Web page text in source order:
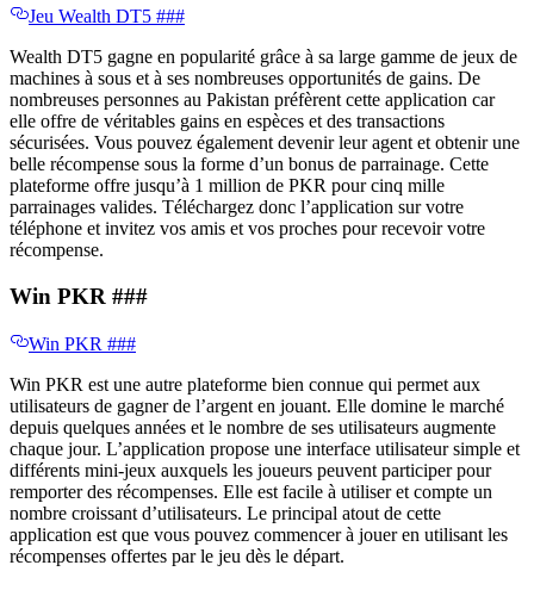
Jeu Wealth DT5 ​​###
Wealth DT5 gagne en popularité grâce à sa large gamme de jeux de
machines à sous et à ses nombreuses opportunités de gains. De
nombreuses personnes au Pakistan préfèrent cette application car
elle offre de véritables gains en espèces et des transactions
sécurisées. Vous pouvez également devenir leur agent et obtenir une
belle récompense sous la forme d’un bonus de parrainage. Cette
plateforme offre jusqu’à 1 million de PKR pour cinq mille
parrainages valides. Téléchargez donc l’application sur votre
téléphone et invitez vos amis et vos proches pour recevoir votre
récompense.
Win PKR ​​###
Win PKR ​​###
Win PKR est une autre plateforme bien connue qui permet aux
utilisateurs de gagner de l’argent en jouant. Elle domine le marché
depuis quelques années et le nombre de ses utilisateurs augmente
chaque jour. L’application propose une interface utilisateur simple et
différents mini-jeux auxquels les joueurs peuvent participer pour
remporter des récompenses. Elle est facile à utiliser et compte un
nombre croissant d’utilisateurs. Le principal atout de cette
application est que vous pouvez commencer à jouer en utilisant les
récompenses offertes par le jeu dès le départ.